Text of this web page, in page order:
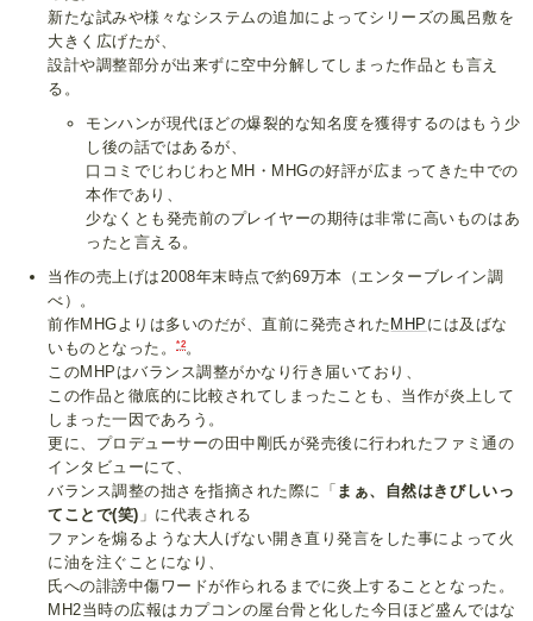
新たな試みや様々なシステムの追加によってシリーズの風呂敷を
大きく広げたが、
設計や調整部分が出来ずに空中分解してしまった作品とも言え
る。
モンハンが現代ほどの爆裂的な知名度を獲得するのはもう少
し後の話ではあるが、
口コミでじわじわとMH・MHGの好評が広まってきた中での
本作であり、
少なくとも発売前のプレイヤーの期待は非常に高いものはあ
ったと言える。
当作の売上げは2008年末時点で約69万本（エンターブレイン調
べ）。
前作MHGよりは多いのだが、直前に発売された MHP には及ばな
いものとなった。*2。
このMHPはバランス調整がかなり行き届いており、
この作品と徹底的に比較されてしまったことも、当作が炎上して
しまった一因であろう。
更に、プロデューサーの田中剛氏が発売後に行われたファミ通の
インタビューにて、
バランス調整の拙さを指摘された際に「 まぁ、自然はきびしいっ
てことで(笑) 」に代表される
ファンを煽るような大人げない開き直り発言をした事によって火
に油を注ぐことになり、
氏への誹謗中傷ワードが作られるまでに炎上することとなった。
MH2当時の広報はカプコンの屋台骨と化した今日ほど盛んではな